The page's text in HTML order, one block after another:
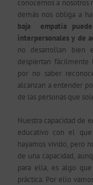
conocernos a
demás nos obliga a
baja empatía puede
interpersonales y de
no desarrollan bien
despiertan fácilmente
por no saber
alcanzan a entender
de las personas que
Nuestra capacidad de
educativo con el
hayamos vivido, pero
de una capacidad,
para ella, es algo que
práctica. Por ello